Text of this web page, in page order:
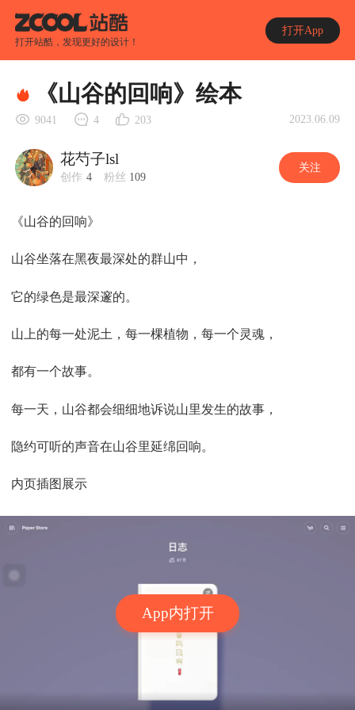
打开站酷，发现更好的设计！
打开App
App内打开
《山谷的回响》绘本
9041 4 203 2023.06.09
花芍子lsl
创作 4 粉丝 109
关注
《山谷的回响》
山谷坐落在黑夜最深处的群山中，
它的绿色是最深邃的。
山上的每一处泥土，每一棵植物，每一个灵魂，
都有一个故事。
每一天，山谷都会细细地诉说山里发生的故事，
隐约可听的声音在山谷里延绵回响。
内页插图展示